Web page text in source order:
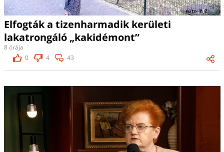
Elfogták a tizenharmadik kerületi
lakatrongáló „kakidémont”
8 órája
0
4 43